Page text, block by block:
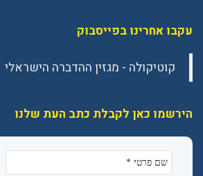
עקבו אחרינו בפייסבוק
הירשמו כאן לקבלת כתב העת שלנו